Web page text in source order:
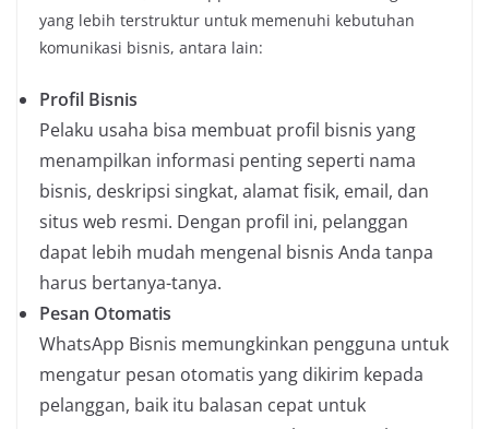
yang lebih terstruktur untuk memenuhi kebutuhan
komunikasi bisnis, antara lain:
Profil Bisnis
Pelaku usaha bisa membuat profil bisnis yang
menampilkan informasi penting seperti nama
bisnis, deskripsi singkat, alamat fisik, email, dan
situs web resmi. Dengan profil ini, pelanggan
dapat lebih mudah mengenal bisnis Anda tanpa
harus bertanya-tanya.
Pesan Otomatis
WhatsApp Bisnis memungkinkan pengguna untuk
mengatur pesan otomatis yang dikirim kepada
pelanggan, baik itu balasan cepat untuk